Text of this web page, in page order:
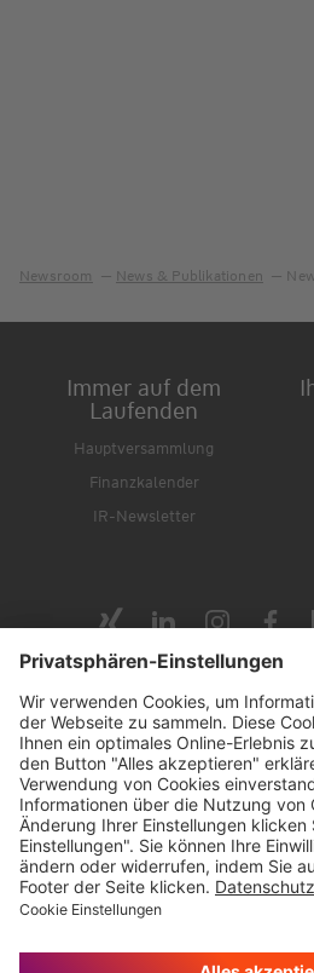
Newsroom News & Publikationen
Immer auf dem
Laufenden
Hauptversammlung
Finanzkalender
IR-Newsletter